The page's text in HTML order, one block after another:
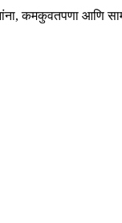
कमकुवतपणा आणि